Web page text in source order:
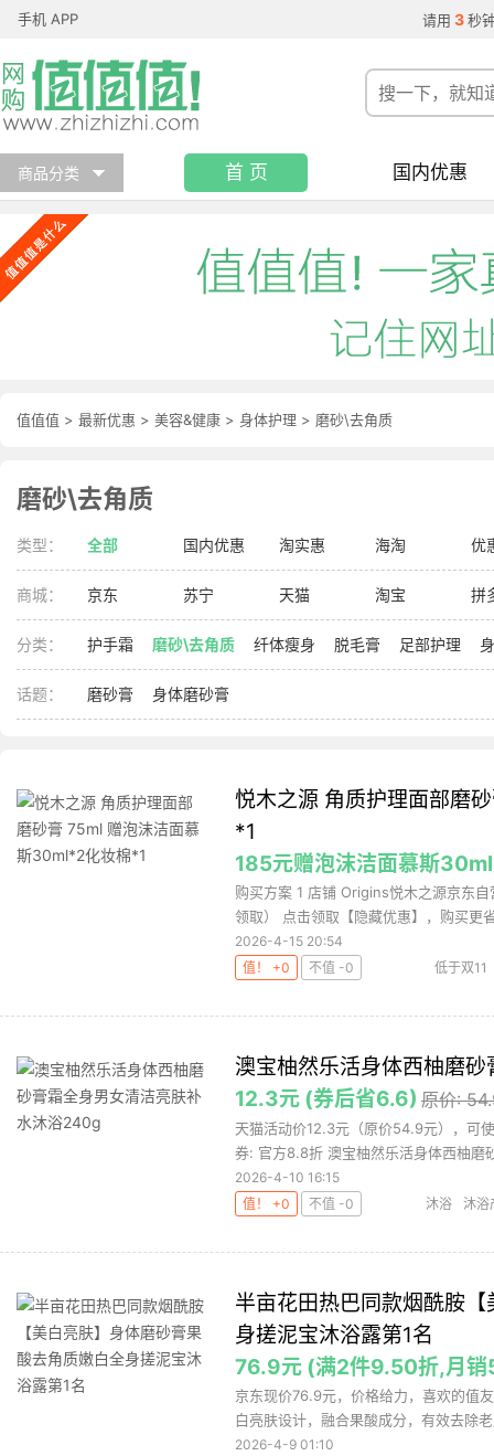
手机 APP 请用 3 秒
商品分类 首 页 国内优惠
值值值 > 最新优惠 > 美容&健康 > 身体护理 > 磨砂\去角质
磨砂\去角质
类型： 全部 国内优惠 淘实惠 海淘 优
商城： 京东 苏宁 天猫 淘宝 拼
分类： 护手霜 磨砂\去角质 纤体瘦身 脱毛膏 足部护理
话题： 磨砂膏 身体磨砂膏
悦木之源 角质护理面部磨
*1
185元赠泡沫洁面慕斯
购买方案 1 店铺 Origins悦木之源京东
领取） 点击领取【隐藏优惠】，购买更
2026-4-15 20:54
值！ +0
不值 -0
低于双11
澳宝柚然乐活身体西柚磨
12.3元 (券后省6.6) 原价:
天猫活动价12.3元（原价54.9元），可
券: 官方8.8折 澳宝柚然乐活身体西柚磨
2026-4-10 16:15
值！ +0
不值 -0 沐浴 沐浴
半亩花田热巴同款烟酰胺
身搓泥宝沐浴露第1名
76.9元 (满2件9.50折,月
京东现价76.9元，价格给力，喜欢的值
白亮肤设计，融合果酸成分，有效去除
2026-4-9 01:10